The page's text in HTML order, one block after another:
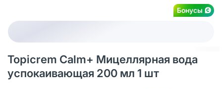
Бонусы
Topicrem Calm+ Мицеллярная вода
успокаивающая 200 мл 1 шт